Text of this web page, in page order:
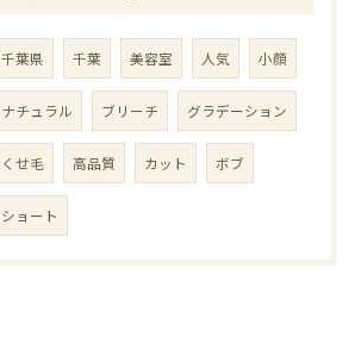
千葉県 千葉 美容室 人気 小顔
ナチュラル ブリーチ グラデーション
くせ毛 高品質 カット ボブ
ショート